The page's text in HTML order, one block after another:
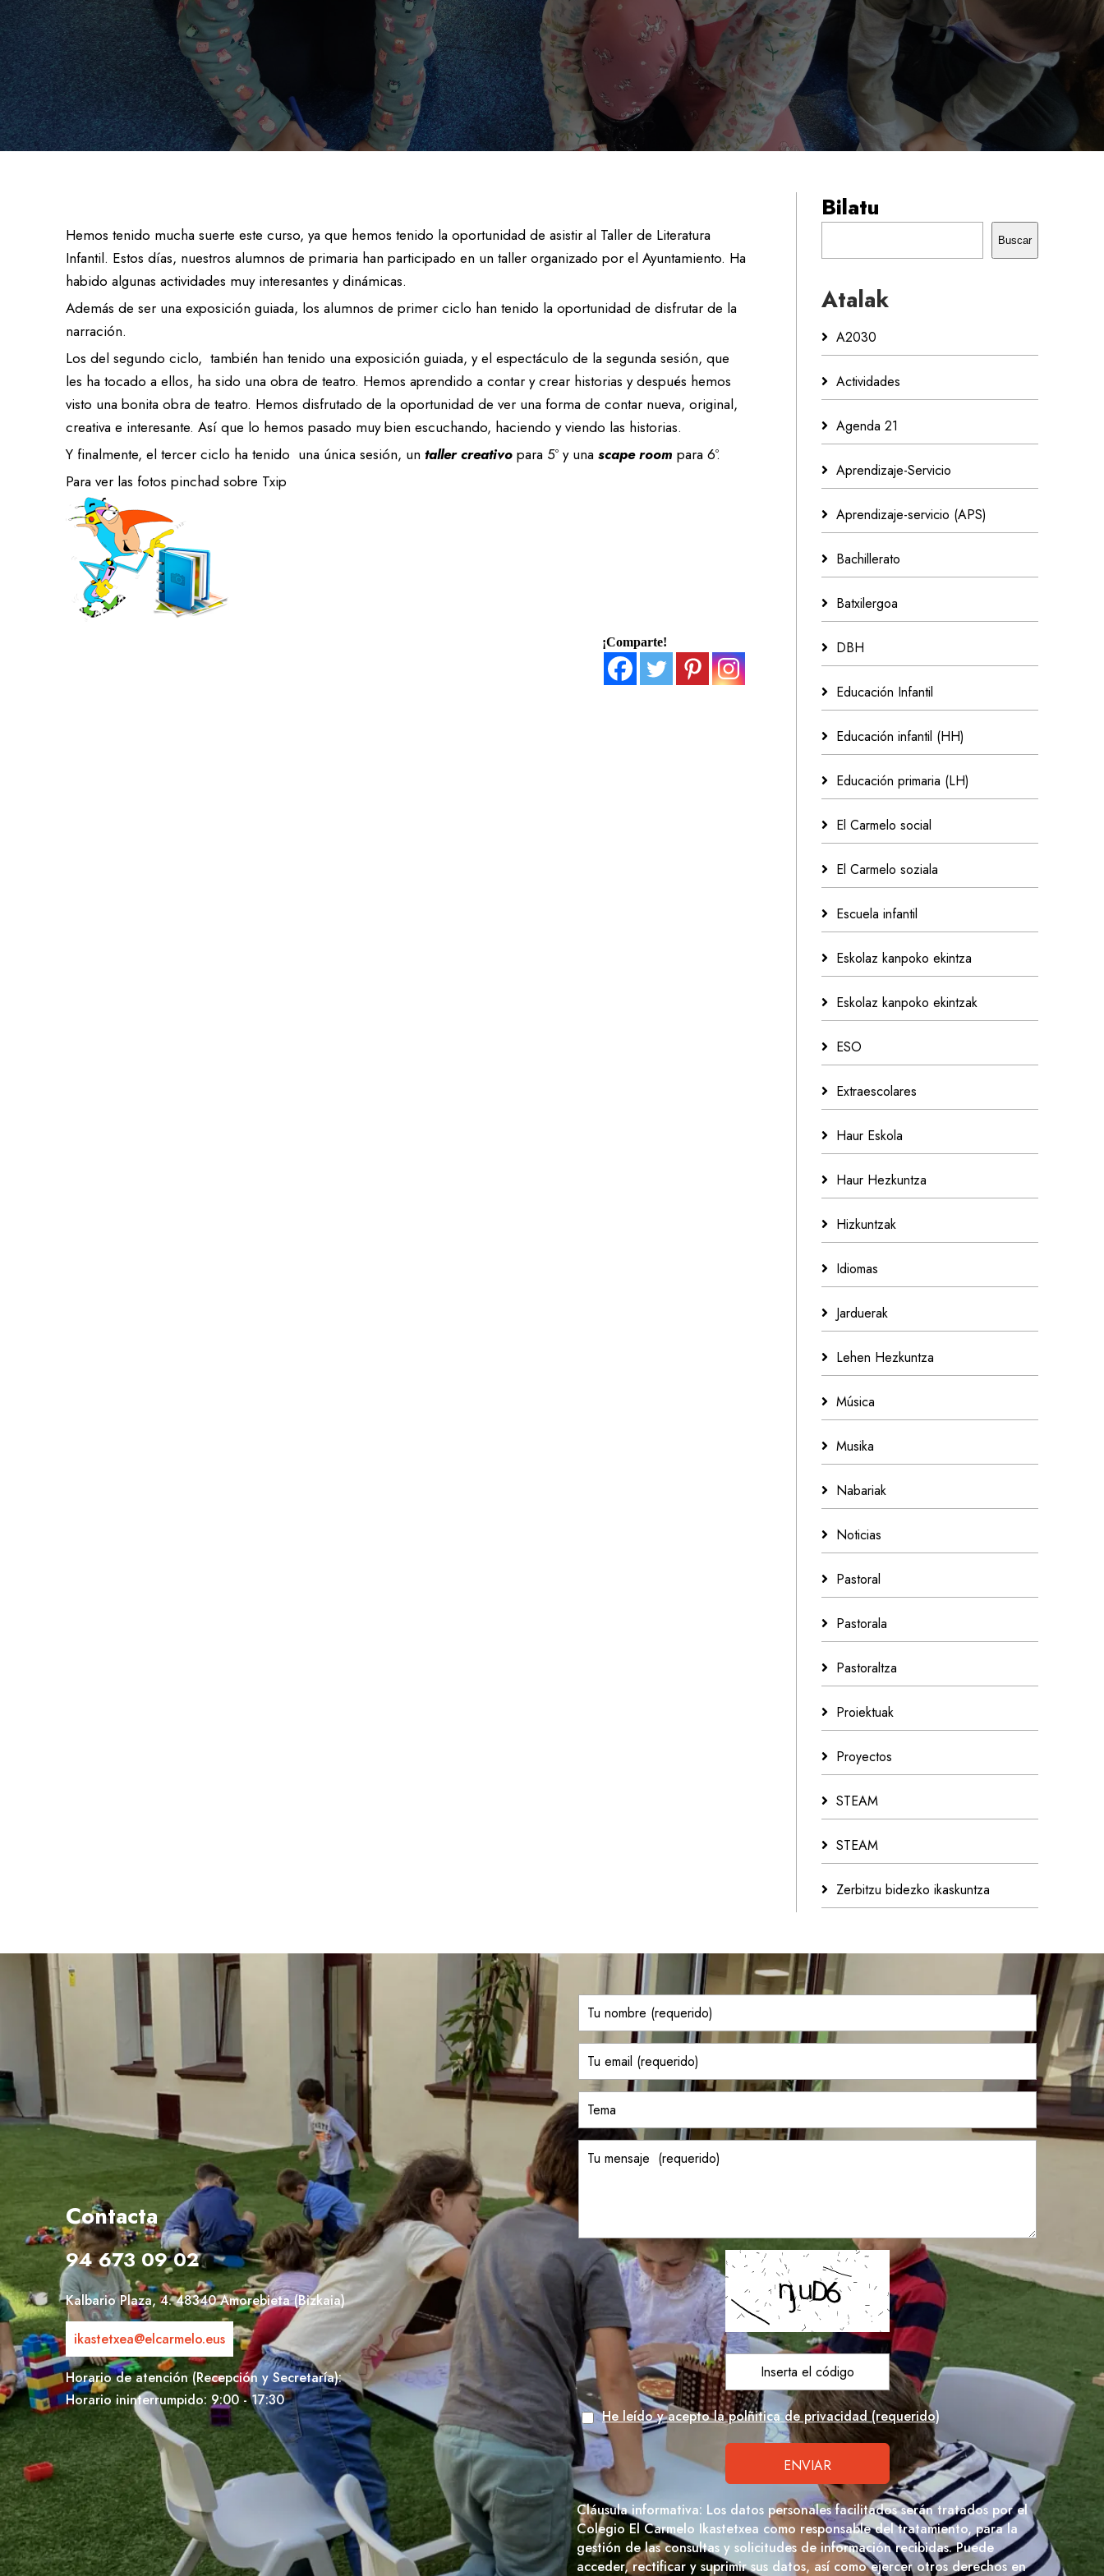
Un colegio accesible
Atención especiales
Sala de estudio / Servicio de custodia
Agenda 21
Hemos tenido mucha suerte este curso, ya que hemos tenido la oportunidad de asistir al Taller de Literatura
Infantil. Estos días, nuestros alumnos de primaria han participado en un taller organizado por el Ayuntamiento. Ha
habido algunas actividades muy interesantes y dinámicas.
Además de ser una exposición guiada, los alumnos de primer ciclo han tenido la oportunidad de disfrutar de la
narración.
Los del segundo ciclo, también han tenido una exposición guiada, y el espectáculo de la segunda sesión, que
les ha tocado a ellos, ha sido una obra de teatro. Hemos aprendido a contar y crear historias y después hemos
visto una bonita obra de teatro. Hemos disfrutado de la oportunidad de ver una forma de contar nueva, original,
creativa e interesante. Así que lo hemos pasado muy bien escuchando, haciendo y viendo las historias.
Y finalmente, el tercer ciclo ha tenido una única sesión, un taller creativo para 5º y una scape room para 6º.
Para ver las fotos pinchad sobre Txip
¡Comparte!
Bilatu
Buscar
Atalak
A2030
Actividades
Agenda 21
Aprendizaje-Servicio
Aprendizaje-servicio (APS)
Bachillerato
Batxilergoa
DBH
Educación Infantil
Educación infantil (HH)
Educación primaria (LH)
El Carmelo social
El Carmelo soziala
Escuela infantil
Eskolaz kanpoko ekintza
Eskolaz kanpoko ekintzak
ESO
Extraescolares
Haur Eskola
Haur Hezkuntza
Hizkuntzak
Idiomas
Jarduerak
Lehen Hezkuntza
Música
Musika
Nabariak
Noticias
Pastoral
Pastorala
Pastoraltza
Proiektuak
Proyectos
STEAM
STEAM
Zerbitzu bidezko ikaskuntza
Contacta
94 673 09 02
Kalbario Plaza, 4. 48340 Amorebieta (Bizkaia)
ikastetxea@elcarmelo.eus
Horario de atención (Recepción y Secretaría):
Horario ininterrumpido: 9:00 - 17:30
He leído y acepto la polñitica de privacidad (requerido)
Cláusula informativa: Los datos personales facilitados serán tratados por el
Colegio El Carmelo Ikastetxea como responsable del tratamiento, para la
gestión de las consultas y solicitudes de información recibidas. Puede
acceder, rectificar y suprimir sus datos, así como ejercer otros derechos en
Entorno seguro